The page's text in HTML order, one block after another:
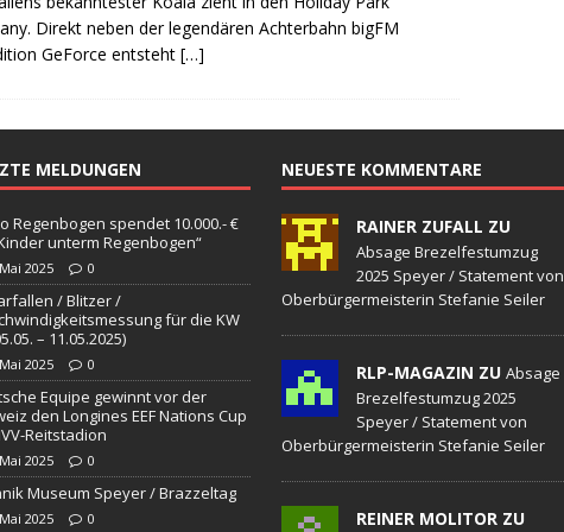
/ Öffentlichkeitsfahndung
BLAULICHTMELDUNGEN
/ Vermisste Person
BLAULICHTMELDUNGEN
– Militärischer Übungsplatz Dudenhofen / Speyer
UMWELT
spendet 10.000.- € an „Kinder unterm Regenbogen“
/ Blitzer / Geschwindigkeitsmessung für die KW 19 (05.05. –
gewinnt vor der Schweiz den Longines EEF Nations Cup im
Speyer / Brazzeltag
SPEYER
Direkt neben der legendären Achterbahn bigFM
GeForce entsteht […]
MELDUNGEN
Regenbogen spendet 10.000.- €
unterm Regenbogen“
2025 0
/ Blitzer /
für die KW
– 11.05.2025)
2025 0
Equipe gewinnt vor der
den Longines EEF Nations Cup
Reitstadion
2025 0
Museum Speyer / Brazzeltag
2025 0
NEUESTE KOMMENTARE
RAINER ZUFALL ZU
Absage Brezelfestumzug
2025 Speyer / Statement von
Oberbürgermeisterin Stefanie Seiler
RLP-MAGAZIN ZU Absage
Brezelfestumzug 2025
Speyer / Statement von
Oberbürgermeisterin Stefanie Seiler
REINER MOLITOR ZU